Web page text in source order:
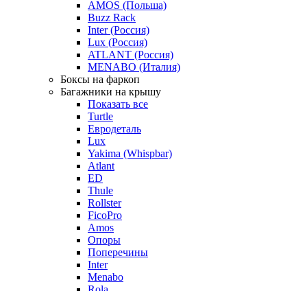
AMOS (Польша)
Buzz Rack
Inter (Россия)
Lux (Россия)
ATLANT (Россия)
MENABO (Италия)
Боксы на фаркоп
Багажники на крышу
Показать все
Turtle
Евродеталь
Lux
Yakima (Whispbar)
Atlant
ED
Thule
Rollster
FicoPro
Amos
Опоры
Поперечины
Inter
Menabo